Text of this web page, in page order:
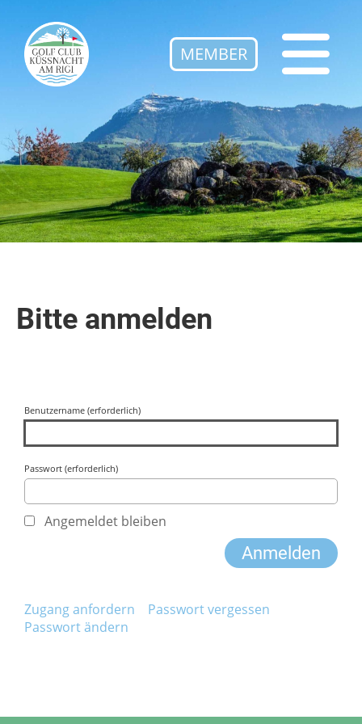
MEMBER
Bitte anmelden
Benutzername (erforderlich)
Passwort (erforderlich)
Angemeldet bleiben
Zugang anfordern
Passwort vergessen
Passwort ändern